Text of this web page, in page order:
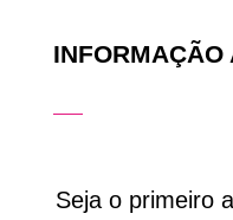
INFORMAÇÃO
Seja o primeiro